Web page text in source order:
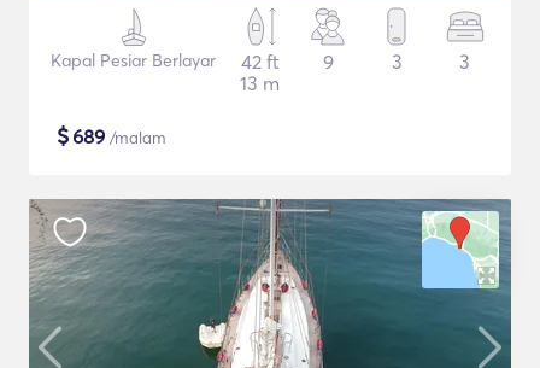
Kapal Pesiar Berlayar
42 ft
13 m
9 3 3
$689 /malam